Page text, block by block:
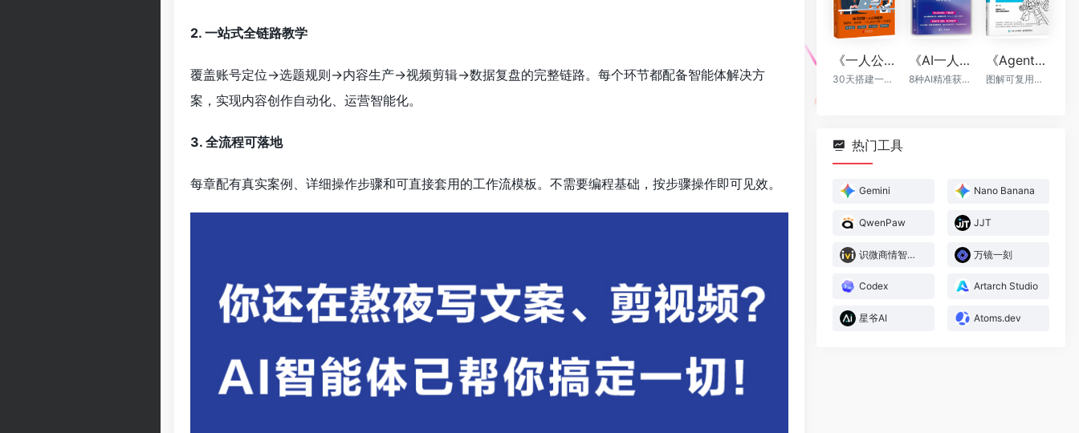
2. 一站式全链路教学
覆盖账号定位→选题规则→内容生产→视频剪辑→数据复盘的完整链路。每个环节都配备智能体解决方
案，实现内容创作自动化、运营智能化。
3. 全流程可落地
每章配有真实案例、详细操作步骤和可直接套用的工作流模板。不需要编程基础，按步骤操作即可见效。
《一人公司：AI时代普通人的财富新风口》
30天搭建一人公司框架
《AI一人公司：128种商业模式与盈利实操》
8种AI精准获客方法+全程运营辅助，让你一个人活成一支团队
《Agent设计模式》
图解可复用智能体架构
热门工具
Gemini Nano Banana
QwenPaw JJT
识微商情智能体 万镜一刻
Codex Artarch Studio
星爷AI Atoms.dev